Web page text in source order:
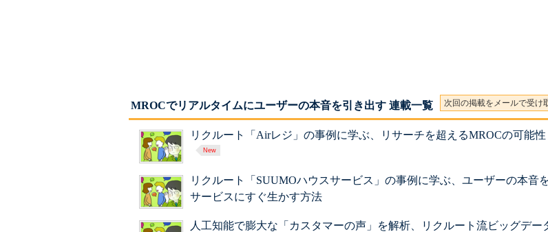
MROCでリアルタイムにユーザーの本音を引き出す 連載一覧 次回の掲載をメールで受け
リクルート「Airレジ」の事例に学ぶ、リサーチを超えるMROCの可能性
リクルート「SUUMOハウスサービス」の事例に学ぶ、ユーザーの本音
サービスにすぐ生かす方法
人工知能で膨大な「カスタマーの声」を解析、リクルート流ビッグデー